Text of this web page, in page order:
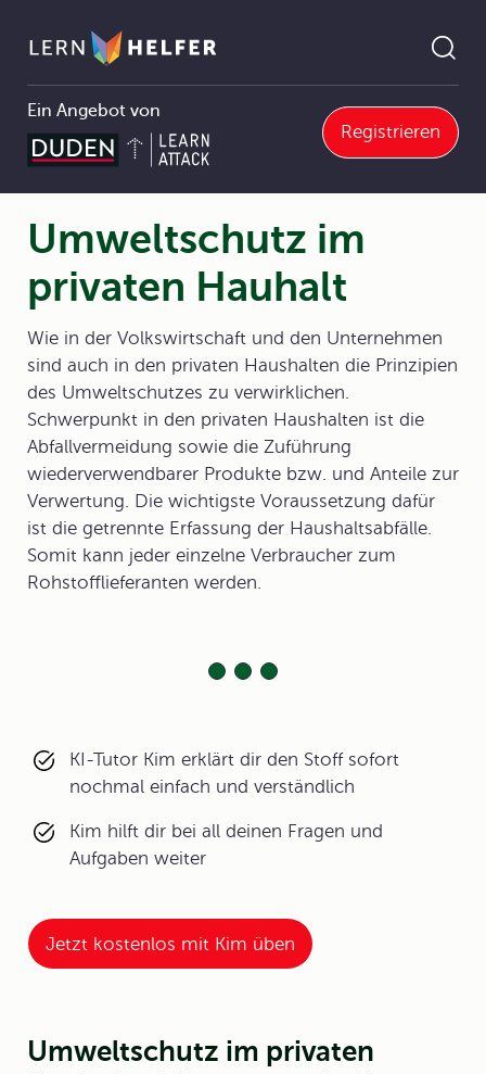
Ein Angebot von
Registrieren
Pfadnavigation
3.2.5 Ökologisches Verhalten im Haushalt Umweltschutz im privaten Hauhalt
Umweltschutz im
privaten Hauhalt
Wie in der Volkswirtschaft und den Unternehmen
sind auch in den privaten Haushalten die Prinzipien
des Umweltschutzes zu verwirklichen.
Schwerpunkt in den privaten Haushalten ist die
Abfallvermeidung sowie die Zuführung
wiederverwendbarer Produkte bzw. und Anteile zur
Verwertung. Die wichtigste Voraussetzung dafür
ist die getrennte Erfassung der Haushaltsabfälle.
Somit kann jeder einzelne Verbraucher zum
Rohstofflieferanten werden.
KI-Tutor Kim erklärt dir den Stoff sofort
nochmal einfach und verständlich
Kim hilft dir bei all deinen Fragen und
Aufgaben weiter
Jetzt kostenlos mit Kim üben
Umweltschutz im privaten